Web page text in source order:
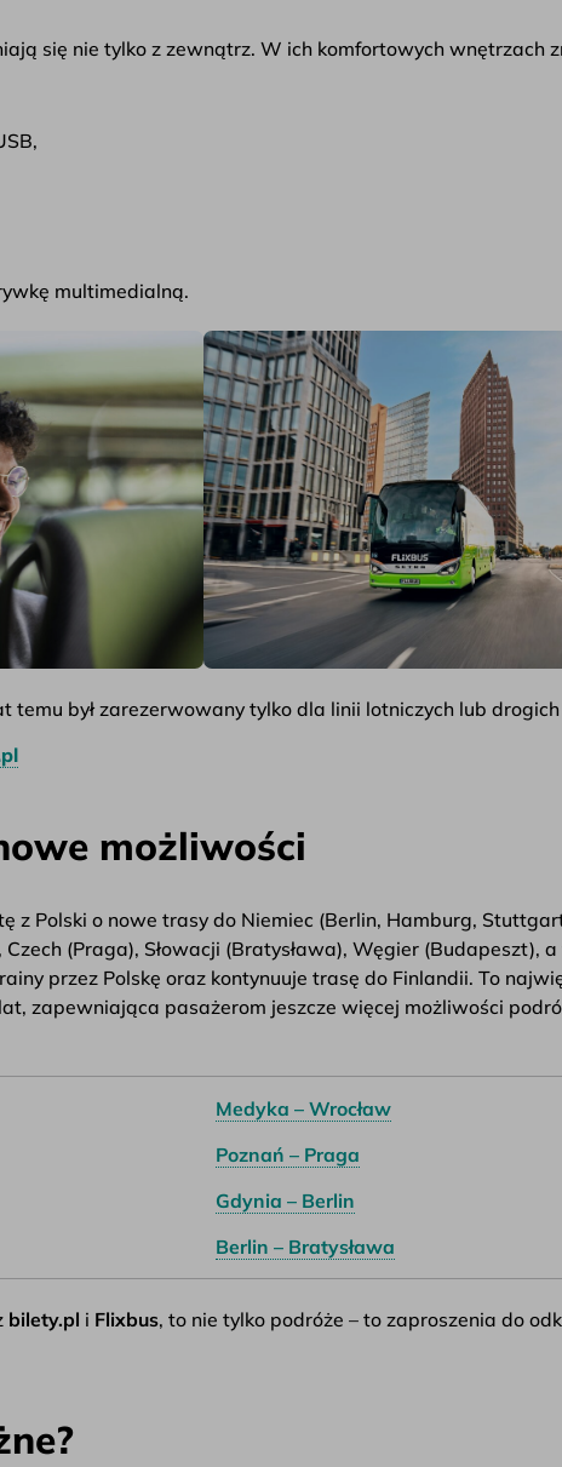
się nie tylko z zewnątrz. W ich komfortowych wnętrzach
multimedialną.
temu był zarezerwowany tylko dla linii lotniczych lub
możliwości
z Polski o nowe trasy do Niemiec (Berlin, Hamburg,
(Praga), Słowacji (Bratysława), Węgier (Budapeszt), a
przez Polskę oraz kontynuuje trasę do Finlandii. To
zapewniająca pasażerom jeszcze więcej możliwości
Medyka – Wrocław
Poznań – Praga
Gdynia – Berlin
Berlin – Bratysława
bilety.pl i Flixbus, to nie tylko podróże – to zaproszenia do